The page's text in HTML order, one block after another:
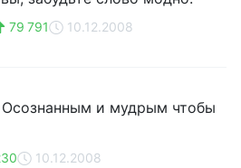
79 791 10.12.2008
и мудрым чтобы
10.12.2008